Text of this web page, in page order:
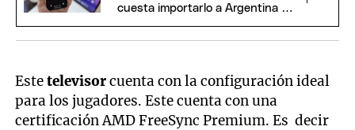
cuesta importarlo a Argentina y
Estetelevisorcuenta con la configuración ideal
para los jugadores. Este cuenta con una
certificación AMD FreeSync Premium. Es decir